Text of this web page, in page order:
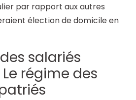
par rapport aux autres
élection de domicile en
salariés
régime des